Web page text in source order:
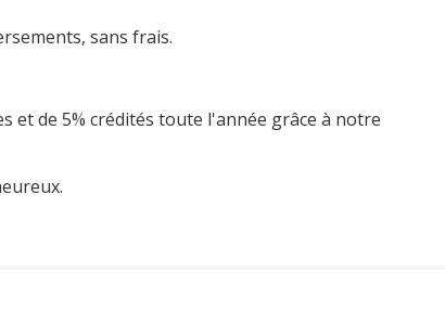
sans frais.
et de 5% crédités toute l'année grâce à notre